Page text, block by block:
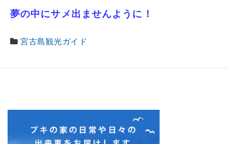
夢の中にサメ出ませんように！
宮古島観光ガイド